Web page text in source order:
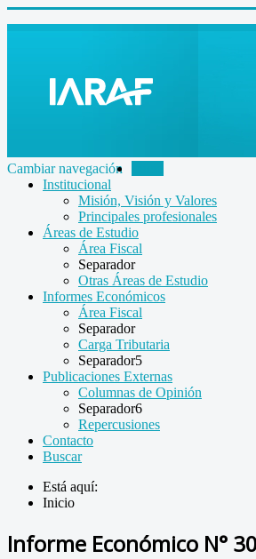
Cambiar navegación
Institucional
Misión, Visión y Valores
Principales profesionales
Áreas de Estudio
Área Fiscal
Separador
Otras Áreas de Estudio
Informes Económicos
Área Fiscal
Separador
Carga Tributaria
Separador5
Publicaciones Externas
Columnas de Opinión
Separador6
Repercusiones
Contacto
Buscar
Está aquí:
Inicio
Informe Económico N°